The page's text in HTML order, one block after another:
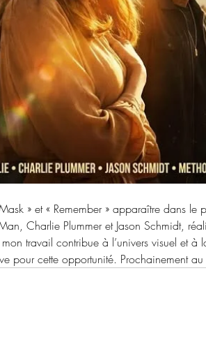
» et « Remember » apparaître dans
Charlie Plummer et Jason Schmidt,
travail contribue à l’univers visuel et
pour cette opportunité. Prochainement